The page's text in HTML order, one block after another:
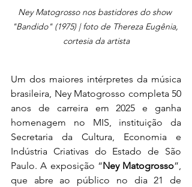
Ney Matogrosso nos bastidores do show
"Bandido" (1975) | foto de Thereza Eugênia,
cortesia da artista
Um dos maiores intérpretes da música
brasileira, Ney Matogrosso completa 50
anos de carreira em 2025
e ganha
homenagem no
MIS, instituição da
Secretaria da Cultura, Economia e
Indústria Criativas do Estado de São
Paulo. A exposição “Ney Matogrosso”,
que abre ao público no dia 21 de